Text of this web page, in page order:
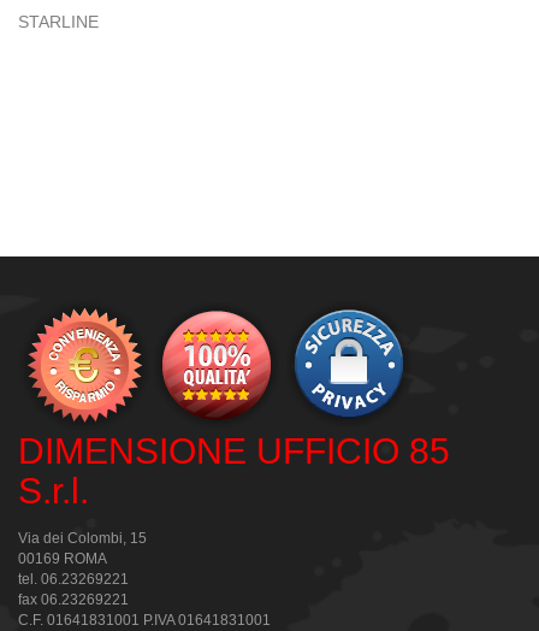
STARLINE
DIMENSIONE UFFICIO 85
S.r.l.
Via dei Colombi, 15
00169 ROMA
tel. 06.23269221
fax 06.23269221
C.F. 01641831001 P.IVA 01641831001